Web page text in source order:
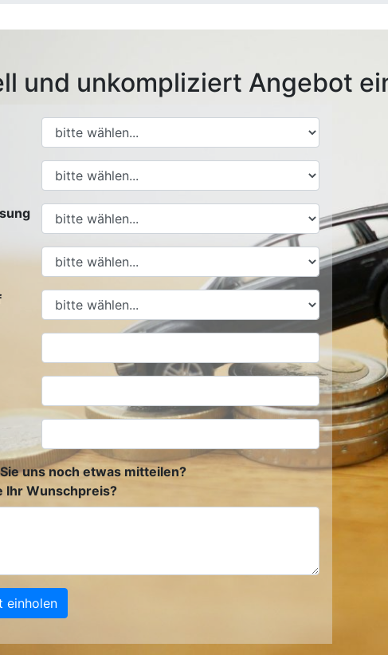
und unkompliziert Angebot
uns noch etwas mitteilen?
Ihr Wunschpreis?
einholen